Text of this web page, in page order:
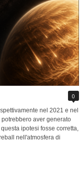
0
nel 2021 e nel
aver generato
ipotesi fosse corretta,
nell'atmosfera di